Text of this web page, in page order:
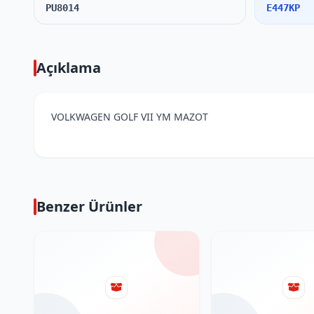
PU8014 E447KP
Açıklama
VOLKWAGEN GOLF VII YM MAZOT
Benzer Ürünler